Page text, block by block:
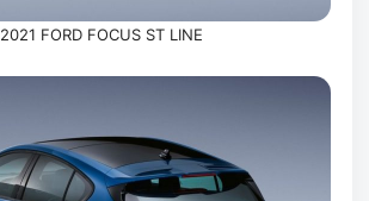
2021 FORD FOCUS ST LINE